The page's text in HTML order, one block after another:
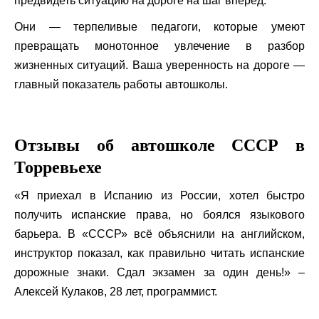
Они — терпеливые педагоги, которые умеют
превращать монотонное увлечение в разбор
жизненных ситуаций. Ваша уверенность на дороге —
главный показатель работы автошколы.
Отзывы об автошколе СССР в
Торревьехе
«Я приехал в Испанию из России, хотел быстро
получить испанские права, но боялся языкового
барьера. В «СССР» всё объяснили на английском,
инструктор показал, как правильно читать испанские
дорожные знаки. Сдал экзамен за один день!» –
Алексей Кулаков, 28 лет, программист.